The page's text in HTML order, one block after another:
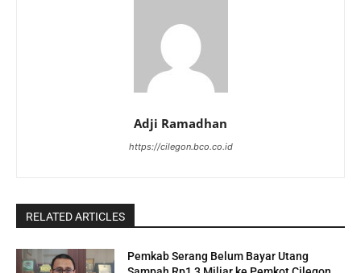
Adji Ramadhan
https://cilegon.bco.co.id
RELATED ARTICLES
Pemkab Serang Belum Bayar Utang